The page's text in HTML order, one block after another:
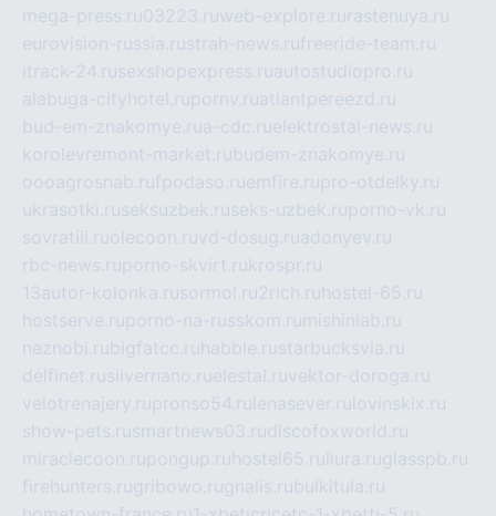
mega-press.ru03223.ruweb-explore.ru rastenuya.ru
eurovision-russia.rustrah-news.rufreeride-team.ru
itrack-24.rusexshopexpress.ruautostudiopro.ru
alabuga-cityhotel.rupornv.ruatlantpereezd.ru
bud-em-znakomye.rua-cdc.ruelektrostal-news.ru
korolevremont-market.rubudem-znakomye.ru
oooagrosnab.rufpodaso.ruemfire.rupro-otdelky.ru
ukrasotki.ruseksuzbek.ruseks-uzbek.ruporno-vk.ru
sovratili.ruolecoon.ruvd-dosug.ruadonyev.ru
rbc-news.ruporno-skvirt.rukrospr.ru
13autor-kolonka.rusormol.ru2rich.ru hostel-65.ru
hostserve.ruporno-na-russkom.ru mishinlab.ru
neznobi.rubigfatcc.ru habble.rustarbucksvia.ru
delfinet.rusilvernano.ruelestal.ruvektor-doroga.ru
velotrenajery.rupronso54.ru lenasever.ru lovinskix.ru
show-pets.rusmartnews03.rudiscofoxworld.ru
miraclecoon.rupongup.ru hostel65.ru liura.ruglasspb.ru
firehunters.rugribowo.rugnalis.rubulkitula.ru